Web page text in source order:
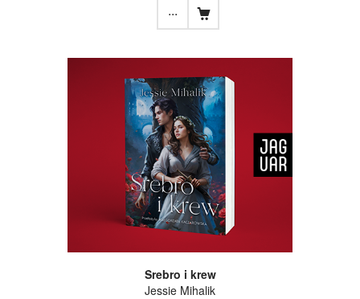
...
Srebro i krew
Jessie Mihalik